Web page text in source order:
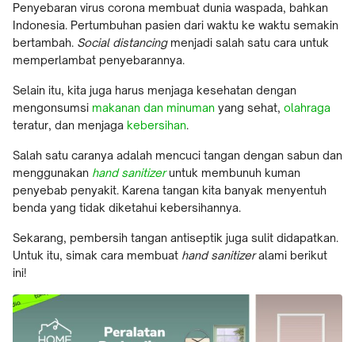
Penyebaran virus corona membuat dunia waspada, bahkan
Indonesia. Pertumbuhan pasien dari waktu ke waktu semakin
bertambah. Social distancingmenjadi salah satu cara untuk
memperlambat penyebarannya.
Selain itu, kita juga harus menjaga kesehatan dengan
mengonsumsi makanan dan minuman yang sehat, olahraga
teratur, dan menjaga kebersihan.
Salah satu caranya adalah mencuci tangan dengan sabun dan
menggunakan hand sanitizeruntuk membunuh kuman
penyebab penyakit. Karena tangan kita banyak menyentuh
benda yang tidak diketahui kebersihannya.
Sekarang, pembersih tangan antiseptik juga sulit didapatkan.
Untuk itu, simak cara membuat hand sanitizeralami berikut
ini!